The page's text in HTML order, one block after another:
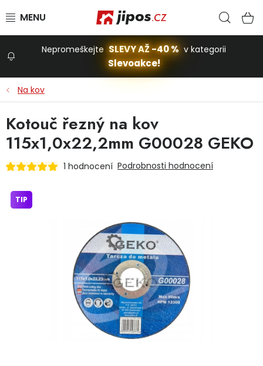
Stavba a dům
Dětská hřiště
Autodoplňky
Nepromeškejte SLEVY AŽ -40 % v kategorii
Slevoakce!
Na kov
Kotouč řezný na kov
115x1,0x22,2mm G00028 GEKO
1 hodnocení Podrobnosti hodnocení
TIP